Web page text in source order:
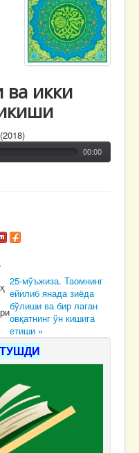
ва икки
(2018)
00:00
25-мўъжиза. Таомнинг
ейилиб янада зиёда
бўлиши ва бир лаган
овқатнинг ўн кишига
етиши »